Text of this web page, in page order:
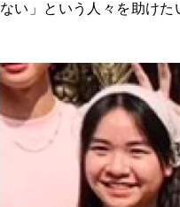
ない」という人々を助けた